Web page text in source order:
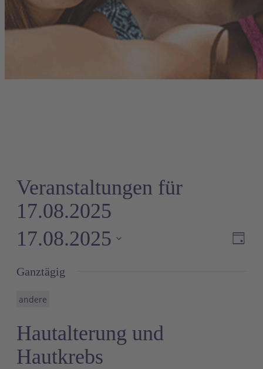
Veranstaltungen für
17.08.2025
Tag
17.08.2025
wählen.
Ganztägig
andere
Hautalterung und
Hautkrebs